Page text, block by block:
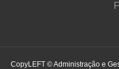
CopyLEFT © Administração e